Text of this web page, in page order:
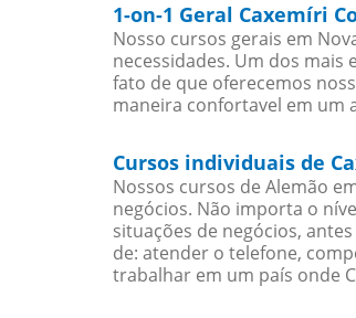
1-on-1 Geral Caxemíri
Nosso cursos gerais em
necessidades. Um dos
fato de que oferecemos
maneira confortavel em um
Cursos individuais de
Nossos cursos de Alemão
negócios. Não importa o
situações de negócios,
de: atender o telefone,
trabalhar em um país onde